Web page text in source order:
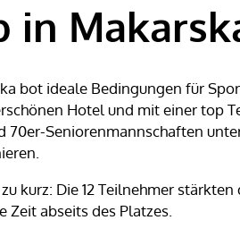
in
bot ideale Bedingungen für
Hotel und mit einer top
Seniorenmannschaften
kurz: Die 12 Teilnehmer stärkten
abseits des Platzes.